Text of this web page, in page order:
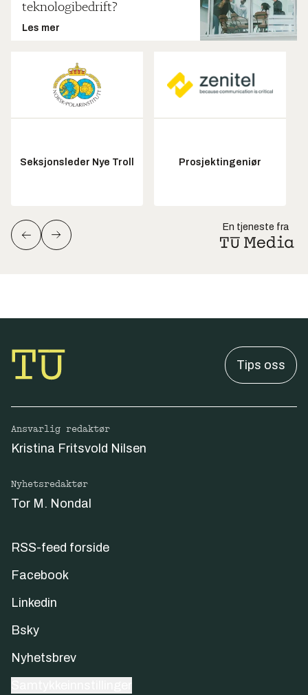
teknologibedrift?
Les mer
Seksjonsleder Nye Troll Prosjektingeniør
En tjeneste fra
Tips oss
Ansvarlig redaktør
Kristina Fritsvold Nilsen
Nyhetsredaktør
Tor M. Nondal
RSS-feed forside
Facebook
Linkedin
Bsky
Nyhetsbrev